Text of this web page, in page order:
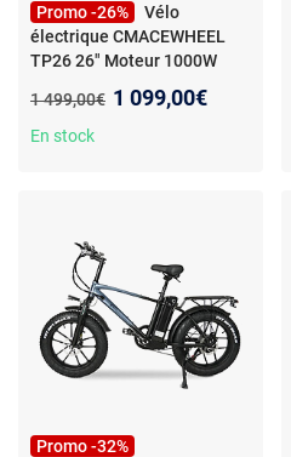
Promo -26%
Vélo
électrique CMACEWHEEL
TP26 26" Moteur 1000W
vitesses 45KMH - Vélo
électrique tout-terrain
Ancien prix :
1 499,00€ Nouveau prix :
1 099,00€
En stock
Promo -32%